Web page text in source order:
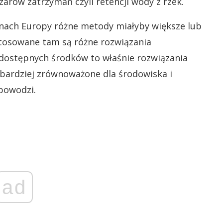
Europy różne metody miałyby większe lub
tam są różne rozwiązania
środków to właśnie rozwiązania
zrównoważone dla środowiska i
ad